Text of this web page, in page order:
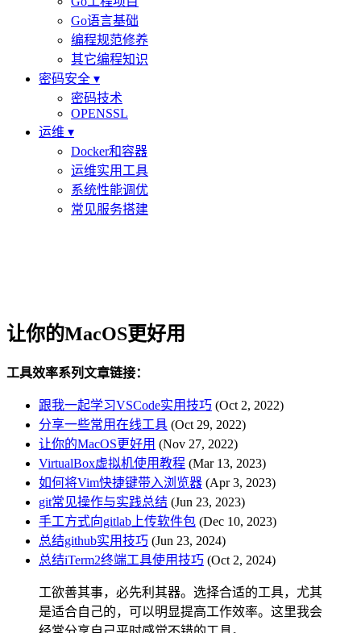
Go语言基础
编程规范修养
其它编程知识
密码安全 ▾
密码技术
OPENSSL
运维 ▾
Docker和容器
运维实用工具
系统性能调优
常见服务搭建
让你的MacOS更好用
工具效率系列文章链接：
跟我一起学习VSCode实用技巧 (Oct 2, 2022)
分享一些常用在线工具 (Oct 29, 2022)
让你的MacOS更好用 (Nov 27, 2022)
VirtualBox虚拟机使用教程 (Mar 13, 2023)
如何将Vim快捷键带入浏览器 (Apr 3, 2023)
git常见操作与实践总结 (Jun 23, 2023)
手工方式向gitlab上传软件包 (Dec 10, 2023)
总结github实用技巧 (Jun 23, 2024)
总结iTerm2终端工具使用技巧 (Oct 2, 2024)
工欲善其事，必先利其器。选择合适的工具，尤其
是适合自己的，可以明显提高工作效率。这里我会